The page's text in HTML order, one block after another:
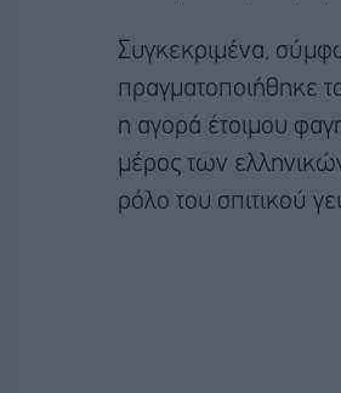
Συγκεκριμένα,
πραγματοποιήθηκε
η αγορά έτοιμου
μέρος των
ρόλο του σπιτικού